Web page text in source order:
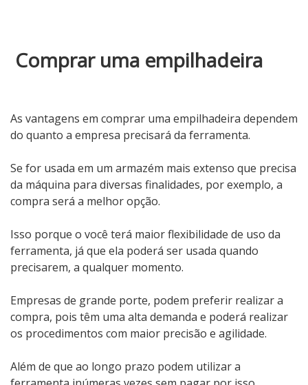
Comprar uma empilhadeira
As vantagens em comprar uma empilhadeira dependem
do quanto a empresa precisará da ferramenta.
Se for usada em um armazém mais extenso que precisa
da máquina para diversas finalidades, por exemplo, a
compra será a melhor opção.
Isso porque o você terá maior flexibilidade de uso da
ferramenta, já que ela poderá ser usada quando
precisarem, a qualquer momento.
Empresas de grande porte, podem preferir realizar a
compra, pois têm uma alta demanda e poderá realizar
os procedimentos com maior precisão e agilidade.
Além de que ao longo prazo podem utilizar a